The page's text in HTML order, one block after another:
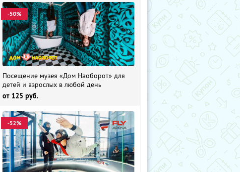
-50%
Посещение музея «Дом Наоборот» для
детей и взрослых в любой день
от 125 руб.
-52%